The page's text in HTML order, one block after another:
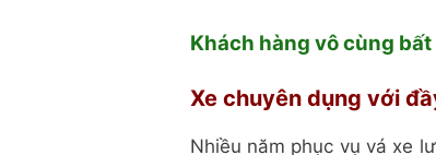
Khách hàng vô cùng
Xe chuyên dụng với
Nhiều năm phục vụ vá xe